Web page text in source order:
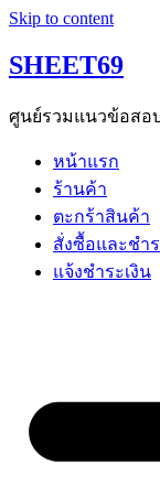
Skip to content
SHEET69
ศูนย์รวมแนวข้อสอ
หน้าแรก
ร้านค้า
ตะกร้าสินค้า
สั่งซื้อและชำร
แจ้งชำระเงิน